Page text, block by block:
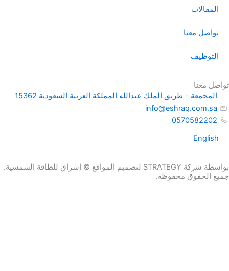
المقالات
تواصل معنا
التوظيف
تواصل معنا
المجمعة - طريق الملك عبدالله المملكة العربية السعودية 15362
info@eshraq.com.sa
0570582202
English
بواسطة شركة STRATEGY لتصميم المواقع © إشراق للطاقة الشمسية.
جميع الحقوق محفوظة.